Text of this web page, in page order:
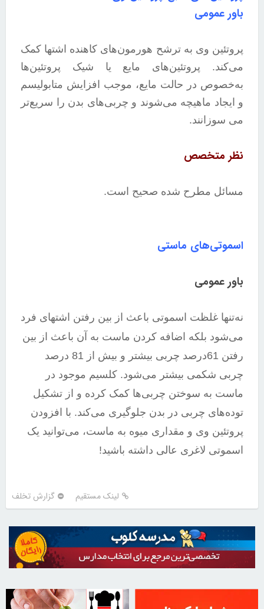
باور عمومی
پروتئین وی به ترشح هورمون‌های کاهنده اشتها کمک
می‌کند. پروتئین‌های مایع یا شیک پروتئین‌ها
به‌خصوص در حالت مایع، موجب افزایش متابولیسم
و ایجاد ماهیچه می‌شوند و چربی‌های بدن را سریع‌تر
می سوزانند.
نظر متخصص
مسائل مطرح شده صحیح است.
اسموتی‌های ماستی
باور عمومی
نه‌تنها غلظت اسموتی باعث از بین رفتن اشتهای فرد
می‌شود بلکه اضافه کردن ماست به آن باعث از بین
رفتن 61درصد چربی بیشتر و بیش از 81 درصد
چربی شکمی بیشتر می‌شود. کلسیم موجود در
ماست به سوختن چربی‌ها کمک کرده و از تشکیل
توده‌های چربی در بدن جلوگیری می‌کند. با افزودن
پروتئین وی و مقداری میوه به ماست، می‌توانید یک
اسموتی لاغری عالی داشته باشید!
لینک مستقیم گزارش تخلف